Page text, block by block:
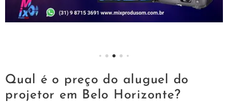
Qual é o preço do aluguel do
projetor em Belo Horizonte?